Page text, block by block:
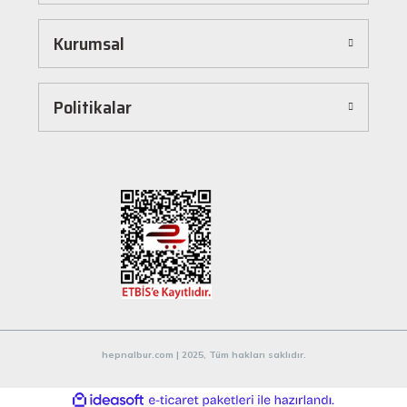
dönüştürür. Ürünleri kategorilere göre sıralayabilir, arama kutusunu kullanarak
istediğiniz ürünü anında bulabilirsiniz. Ayrıca ürün sayfalarımızda detaylı açıklamalar ve
ürün özellikleri yer alır, böylece tercih etmek istediğiniz ürün hakkında tüm bilgilere
hızlıca siparişinizi tamamlayabilirsiniz.
Hızlı Kargo ve Güvenilir Teslimat
Hepnalbur.com olarak müşterilerimize en hızlı şekilde ürünlerini ulaştırmak için özenle
Müşteri Destek Hattı ile İletişim
Herhangi bir soru, öneri veya şikayetiniz için müşteri destek ekibimiz her zaman
hizmetinizdedir. İletişim sayfamız üzerinden bize ulaşabilir veya canlı destek
hattımızdan anında yardım alabilirsiniz. Siz değerli müşterilerimizin memnuniyeti, en
ve güvenilir alışveriş deneyimiyle ihtiyaçlarınızı karşılamak için buradayız.
Kurumsal
Politikalar
hepnalbur.com | 2025, Tüm hakları saklıdır.
ideasoft e-